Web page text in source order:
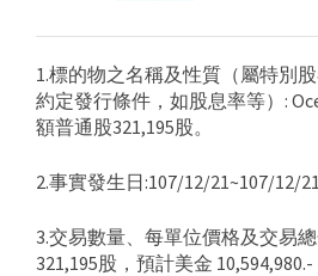
1.標的物之名稱及性質（屬特別
約定發行條件，如股息率等）:
額普通股321,195股。
2.事實發生日:107/12/21~107/12/21
3.交易數量、每單位價格及交易
321,195股，預計美金 10,594,980.-